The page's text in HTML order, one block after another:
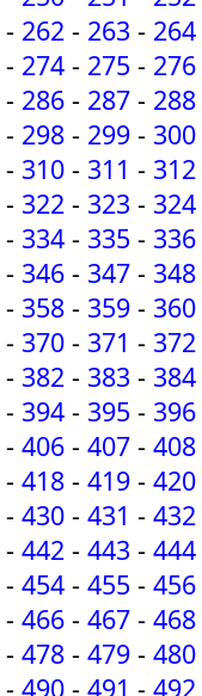
- 262 - 263 - 264
- 274 - 275 - 276
- 286 - 287 - 288
- 298 - 299 - 300
- 310 - 311 - 312
- 322 - 323 - 324
- 334 - 335 - 336
- 346 - 347 - 348
- 358 - 359 - 360
- 370 - 371 - 372
- 382 - 383 - 384
- 394 - 395 - 396
- 406 - 407 - 408
- 418 - 419 - 420
- 430 - 431 - 432
- 442 - 443 - 444
- 454 - 455 - 456
- 466 - 467 - 468
- 478 - 479 - 480
- 490 - 491 - 492